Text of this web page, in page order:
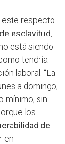
este respecto
esclavitud,
está siendo
tendría
laboral. “La
a domingo,
mínimo, sin
los
de
en